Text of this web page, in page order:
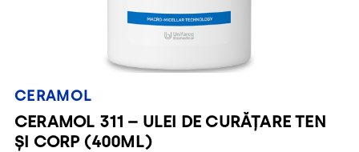
CERAMOL
CERAMOL 311 – ULEI DE CURĂȚARE TEN
ȘI CORP (400ML)